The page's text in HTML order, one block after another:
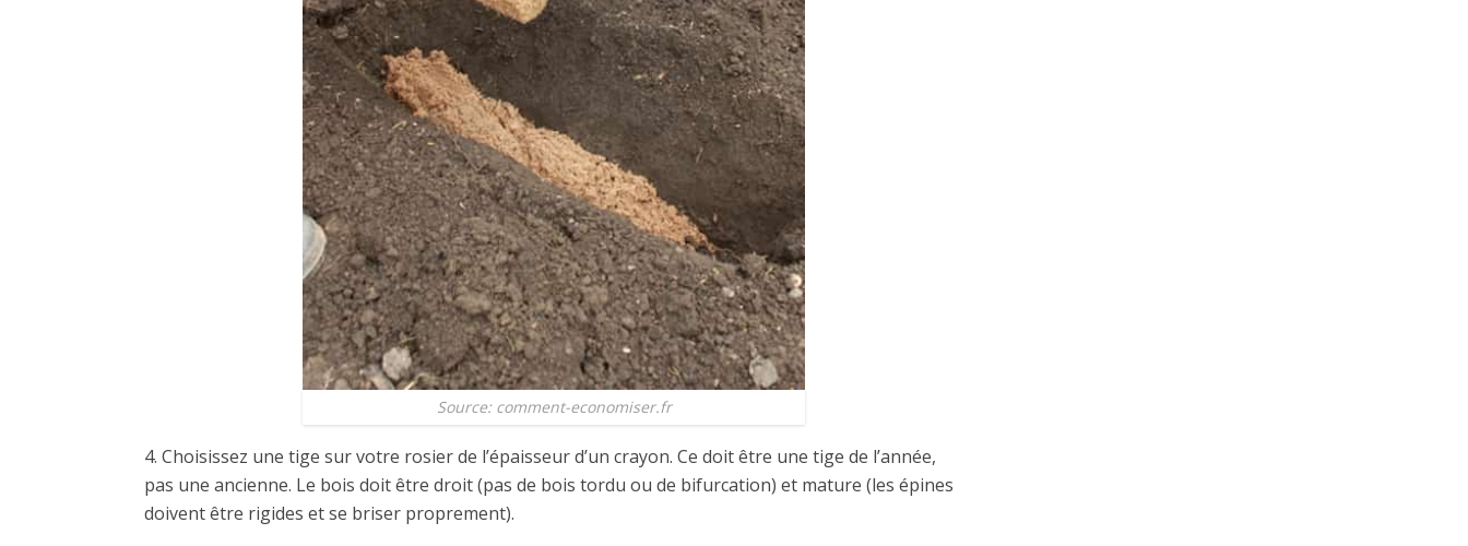
Source: comment-economiser.fr
4. Choisissez une tige sur votre rosier de l’épaisseur d’un crayon. Ce doit être une tige de l’année,
pas une ancienne. Le bois doit être droit (pas de bois tordu ou de bifurcation) et mature (les épines
doivent être rigides et se briser proprement).